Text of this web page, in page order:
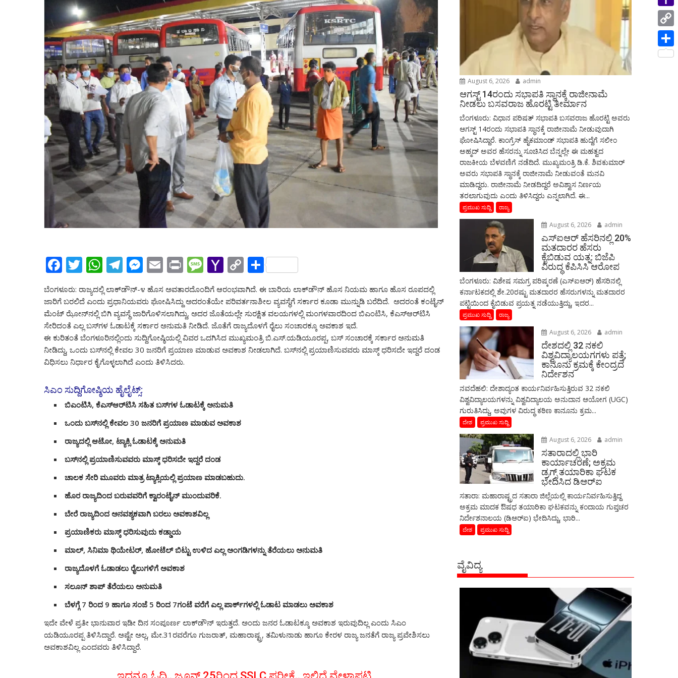
F
ac
e
b
o
o
k
T
itt
er
W
h
at
s
A
p
p
T
el
e
gr
a
m
M
e
ss
e
n
g
er
E
m
ai
l
Pr
in
t
M
e
ss
a
g
e
Y
a
h
o
o
M
C
p
y
Li
n
S
ar
e
ಬೆಂಗಳೂರು: ರಾಜ್ಯದಲ್ಲಿ ಲಾಕ್‌ಡೌನ್-೪ ಹೊಸ ಅವತಾರದೊಂದಿಗೆ ಆರಂಭವಾಗಿದೆ. ಈ ಬಾರಿಯ ಲಾಕ್‌ಡೌನ್ ಹೊಸ ನಿಯಮ ಹಾಗೂ ಹೊಸ ರೂಪದಲ್ಲಿ
ಜಾರಿಗೆ ಬರಲಿದೆ ಎಂದು ಪ್ರಧಾನಿಯವರು ಘೋಷಿಸಿದ್ದು ಅದರಂತೆಯೇ ಪರಿವರ್ತನಾಶೀಲ ವ್ಯವಸ್ಥೆಗೆ ಸರ್ಕಾರ ಕೂಡಾ ಮುನ್ನುಡಿ ಬರೆದಿದೆ. ‌ ಅದರಂತೆ ಕಂಟೈನ್​
ಮೆಂಟ್​​ ಝೋನ್​ನಲ್ಲಿ ಬಿಗಿ ವ್ಯವಸ್ಥೆ ಜಾರಿಗೊಳಿಸಲಾಗಿದ್ದು, ಅದರ ಜೊತೆಯಲ್ಲೇ ಸುರಕ್ಷಿತ ವಲಯಗಳಲ್ಲಿ ಮಂಗಳವಾರದಿಂದ ಬಿಎಂಟಿಸಿ, ಕೆಎಸ್​ಆರ್​ಟಿಸಿ
ಸೇರಿದಂತೆ ಎಲ್ಲ ಬಸ್​​ಗಳ ಓಡಾಟಕ್ಕೆ ಸರ್ಕಾರ ಅನುಮತಿ ನೀಡಿದೆ. ಜೊತೆಗೆ ರಾಜ್ಯದೊಳಗೆ ರೈಲು ಸಂಚಾರಕ್ಕೂ ಅವಕಾಶ ಇದೆ.
ಈ ಕುರಿತಂತೆ ಬೆಂಗಳೂರಿನಲ್ಲಿಂದು ಸುದ್ದಿಗೋಷ್ಠಿಯಲ್ಲಿ ವಿವರ ಒದಗಿಸಿದ ಮುಖ್ಯಮಂತ್ರಿ ಬಿ.ಎಸ್.ಯಡಿಯೂರಪ್ಪ, ಬಸ್ ಸಂಚಾರಕ್ಕೆ ಸರ್ಕಾರ ಅನುಮತಿ
ನೀಡಿದ್ದು, ಒಂದು ಬಸ್​ನಲ್ಲಿ ಕೇವಲ 30 ಜನರಿಗೆ ಪ್ರಯಾಣ ಮಾಡುವ ಅವಕಾಶ ನೀಡಲಾಗಿದೆ. ಬಸ್‌ನಲ್ಲಿ ಪ್ರಯಾಣಿಸುವವರು ಮಾಸ್ಕ್​ ಧರಿಸದೇ ಇದ್ದರೆ ದಂಡ
ವಿಧಿಸಲು ನಿರ್ಧಾರ ಕೈಗೊಳ್ಳಲಾಗಿದೆ ಎಂದು ತಿಳಿಸಿದರು.
ಸಿಎಂ ಸುದ್ದಿಗೋಷ್ಠಿಯ ಹೈಲೈಟ್ಸ್:
ಬಿಎಂಟಿಸಿ, ಕೆಎಸ್​ಆರ್​ಟಿಸಿ ಸಹಿತ ಬಸ್​​ಗಳ ಓಡಾಟಕ್ಕೆ ಅನುಮತಿ
ಒಂದು ಬಸ್​ನಲ್ಲಿ ಕೇವಲ 30 ಜನರಿಗೆ ಪ್ರಯಾಣ ಮಾಡುವ ಅವಕಾಶ
ರಾಜ್ಯದಲ್ಲಿ ಆಟೋ, ಟ್ಯಾಕ್ಸಿ ಓಡಾಟಕ್ಕೆ ಅನುಮತಿ
ಬಸ್‌ನಲ್ಲಿ ಪ್ರಯಾಣಿಸುವವರು ಮಾಸ್ಕ್​ ಧರಿಸದೇ ಇದ್ದರೆ ದಂಡ
ಚಾಲಕ ಸೇರಿ ಮೂವರು ಮಾತ್ರ ಟ್ಯಾಕ್ಸಿಯಲ್ಲಿ ಪ್ರಯಾಣ ಮಾಡಬಹುದು.
ಹೊರ ರಾಜ್ಯದಿಂದ ಬರುವವರಿಗೆ ಕ್ವಾರಂಟೈನ್​​ ಮುಂದುವರಿಕೆ.
ಬೇರೆ ರಾಜ್ಯದಿಂದ ಅನವಶ್ಯಕವಾಗಿ ಬರಲು ಅವಕಾಶವಿಲ್ಲ
ಪ್ರಯಾಣಿಕರು ಮಾಸ್ಕ್ ಧರಿಸುವುದು ಕಡ್ಡಾಯ
ಮಾಲ್​​, ಸಿನಿಮಾ ಥಿಯೇಟರ್, ಹೋಟೆಲ್​ ಬಿಟ್ಟು ಉಳಿದ ಎಲ್ಲ ಅಂಗಡಿಗಳನ್ನು ತೆರೆಯಲು ಅನುಮತಿ
ರಾಜ್ಯದೊಳಗೆ ಓಡಾಡಲು ರೈಲುಗಳಿಗೆ ಅವಕಾಶ
ಸಲೂನ್​ ಶಾಪ್​ ತೆರೆಯಲು ಅನುಮತಿ
ಬೆಳಗ್ಗೆ 7 ರಿಂದ 9 ಹಾಗೂ ಸಂಜೆ 5 ರಿಂದ 7ಗಂಟೆ ವರೆಗೆ ಎಲ್ಲ ಪಾರ್ಕ್​ಗಳಲ್ಲಿ ಓಡಾಟ ಮಾಡಲು ಅವಕಾಶ
ಇದೇ ವೇಳೆ ಪ್ರತೀ ಭಾನುವಾರ ಇಡೀ ದಿನ ಸಂಪೂರ್ಣ ​ಲಾಕ್​ಡೌನ್​ ಇರುತ್ತದೆ. ಅಂದು ಜನರ ಓಡಾಟಕ್ಕೂ ಅವಕಾಶ ಇರುವುದಿಲ್ಲ ಎಂದು ಸಿಎಂ
ಯಡಿಯೂರಪ್ಪ ತಿಳಿಸಿದ್ದಾರೆ. ಅಷ್ಟೇ ಅಲ್ಲ, ಮೇ.31ರವರೆಗೂ ಗುಜರಾತ್, ಮಹಾರಾಷ್ಟ್ರ, ತಮಿಳುನಾಡು ಹಾಗೂ ಕೇರಳ ರಾಜ್ಯ ಜನತೆಗೆ ರಾಜ್ಯ ಪ್ರವೇಶಿಸಲು
ಅವಕಾಶವಿಲ್ಲ ಎಂದವರು ತಿಳಿಸಿದ್ದಾರೆ.
August 6, 2026 admin
ಆಗಸ್ಟ್‌ 14ರಂದು ಸಭಾಪತಿ ಸ್ಥಾನಕ್ಕೆ ರಾಜೀನಾಮೆ
ನೀಡಲು ಬಸವರಾಜ ಹೊರಟ್ಟಿ ತೀರ್ಮಾನ
ಬೆಂಗಳೂರು: ವಿಧಾನ ಪರಿಷತ್ ಸಭಾಪತಿ ಬಸವರಾಜ ಹೊರಟ್ಟಿ ಅವರು
ಆಗಸ್ಟ್‌ 14ರಂದು ಸಭಾಪತಿ ಸ್ಥಾನಕ್ಕೆ ರಾಜೀನಾಮೆ ನೀಡುವುದಾಗಿ
ಘೋಷಿಸಿದ್ದಾರೆ. ಕಾಂಗ್ರೆಸ್ ಹೈಕಮಾಂಡ್ ಸಭಾಪತಿ ಹುದ್ದೆಗೆ ಸಲೀಂ
ಅಹ್ಮದ್ ಅವರ ಹೆಸರನ್ನು ಸೂಚಿಸಿದ ಬೆನ್ನಲ್ಲೇ ಈ ಮಹತ್ವದ
ರಾಜಕೀಯ ಬೆಳವಣಿಗೆ ನಡೆದಿದೆ. ಮುಖ್ಯಮಂತ್ರಿ ಡಿ.ಕೆ. ಶಿವಕುಮಾರ್
ಅವರು ಸಭಾಪತಿ ಸ್ಥಾನಕ್ಕೆ ರಾಜೀನಾಮೆ ನೀಡುವಂತೆ ಮನವಿ
ಮಾಡಿದ್ದರು. ರಾಜೀನಾಮೆ ನೀಡದಿದ್ದರೆ ಅವಿಶ್ವಾಸ ನಿರ್ಣಯ
ತರಲಾಗುವುದು ಎಂದು ತಿಳಿಸಿದ್ದರು ಎನ್ನಲಾಗಿದೆ. ಈ...
ಪ್ರಮುಖ ಸುದ್ದಿ ರಾಜ್ಯ
August 6, 2026 admin
ಎಸ್‌ಐಆರ್‌ ಹೆಸರಿನಲ್ಲಿ 20%
ಮತದಾರರ ಹೆಸರು
ಕೈಬಿಡುವ ಯತ್ನ: ಬಿಜೆಪಿ
ವಿರುದ್ಧ ಕೆಪಿಸಿಸಿ ಆರೋಪ
ಬೆಂಗಳೂರು: ವಿಶೇಷ ಸಮಗ್ರ ಪರಿಷ್ಕರಣೆ (ಎಸ್‌ಐಆರ್‌) ಹೆಸರಿನಲ್ಲಿ
ಕರ್ನಾಟಕದಲ್ಲಿ ಶೇ.20ರಷ್ಟು ಮತದಾರರ ಹೆಸರುಗಳನ್ನು ಮತದಾರರ
ಪಟ್ಟಿಯಿಂದ ಕೈಬಿಡುವ ಪ್ರಯತ್ನ ನಡೆಯುತ್ತಿದ್ದು, ಇದರ...
ಪ್ರಮುಖ ಸುದ್ದಿ ರಾಜ್ಯ
August 6, 2026 admin
ದೇಶದಲ್ಲಿ 32 ನಕಲಿ
ವಿಶ್ವವಿದ್ಯಾಲಯಗಗಳು ಪತ್ತೆ;
ಕಾನೂನು ಕ್ರಮಕ್ಕೆ ಕೇಂದ್ರದ
ನಿರ್ದೇಶನ
ನವದೆಹಲಿ: ದೇಶಾದ್ಯಂತ ಕಾರ್ಯನಿರ್ವಹಿಸುತ್ತಿರುವ 32 ನಕಲಿ
ವಿಶ್ವವಿದ್ಯಾಲಯಗಳನ್ನು ವಿಶ್ವವಿದ್ಯಾಲಯ ಅನುದಾನ ಆಯೋಗ (UGC)
ಗುರುತಿಸಿದ್ದು, ಅವುಗಳ ವಿರುದ್ಧ ಕಠಿಣ ಕಾನೂನು ಕ್ರಮ...
ದೇಶ ಪ್ರಮುಖ ಸುದ್ದಿ
August 6, 2026 admin
ಸತಾರಾದಲ್ಲಿ ಭಾರಿ
ಕಾರ್ಯಾಚರಣೆ; ಅಕ್ರಮ
ಡ್ರಗ್ಸ್ ತಯಾರಿಕಾ ಘಟಕ
ಭೇದಿಸಿದ ಡಿಆರ್‌ಐ
ಸತಾರಾ: ಮಹಾರಾಷ್ಟ್ರದ ಸತಾರಾ ಜಿಲ್ಲೆಯಲ್ಲಿ ಕಾರ್ಯನಿರ್ವಹಿಸುತ್ತಿದ್ದ
ಅಕ್ರಮ ಮಾದಕ ಔಷಧ ತಯಾರಿಕಾ ಘಟಕವನ್ನು ಕಂದಾಯ ಗುಪ್ತಚರ
ನಿರ್ದೇಶನಾಲಯ (ಡಿಆರ್‌ಐ) ಭೇದಿಸಿದ್ದು, ಭಾರಿ...
ದೇಶ ಪ್ರಮುಖ ಸುದ್ದಿ
ವೈವಿದ್ಯ
p
a
m
n
g
e
ii
n
e
s
s
a
Y
a
h
C
o
S